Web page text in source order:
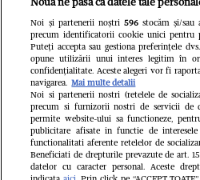
aeroporturi din
complet porțile
Milioane de
Noi și partenerii noștri 596stocăm și/sau
precum identificatorii cookie unici pentru
Puteți accepta sau gestiona preferințele
opune utilizării unui interes legitim în
confidențialitate. Aceste alegeri vor fi
navigarea. Mai multe detalii
Noi si partenerii nostri (retelele de
precum si furnizorii nostri de servicii de
permite website-ului sa functioneze,
publicitare afisate in functie de
functionalitati aferente retelelor de
Beneficiati de drepturile prevazute de art.
datelor cu caracter personal. Aceste